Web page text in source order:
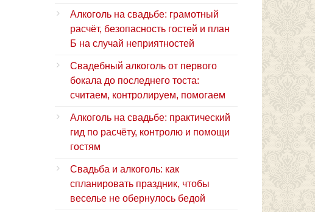
Алкоголь на свадьбе: грамотный
расчёт, безопасность гостей и план
Б на случай неприятностей
Свадебный алкоголь от первого
бокала до последнего тоста:
считаем, контролируем, помогаем
Алкоголь на свадьбе: практический
гид по расчёту, контролю и помощи
гостям
Свадьба и алкоголь: как
спланировать праздник, чтобы
веселье не обернулось бедой